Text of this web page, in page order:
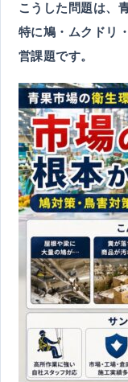
こうした問題は、
特に鳩・ムクドリ
営課題です。